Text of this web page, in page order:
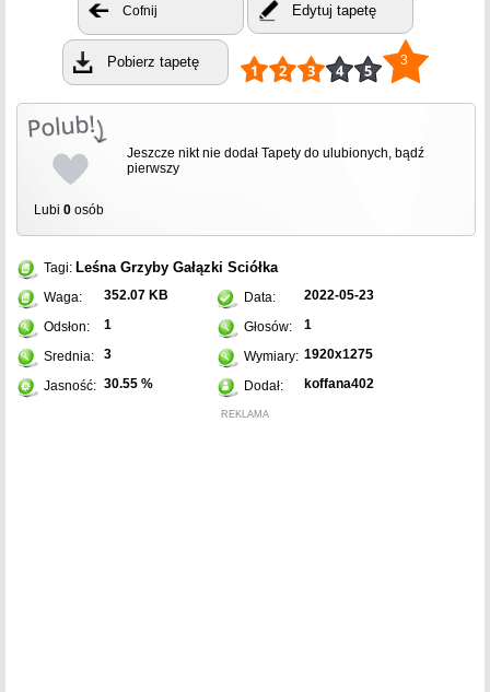
Cofnij Edytuj tapetę
Pobierz tapetę 3
Lubi 0 osób
Jeszcze nikt nie dodał Tapety do ulubionych, bądź
pierwszy
Tagi: Leśna Grzyby Gałązki Sciółka
Waga: 352.07 KB Data: 2022-05-23
Odsłon: 1 Głosów: 1
Srednia: 3 Wymiary: 1920x1275
Jasność: 30.55 % Dodał: koffana402
REKLAMA